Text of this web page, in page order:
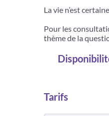
La vie n’est
Pour les
thème de la
Tarifs